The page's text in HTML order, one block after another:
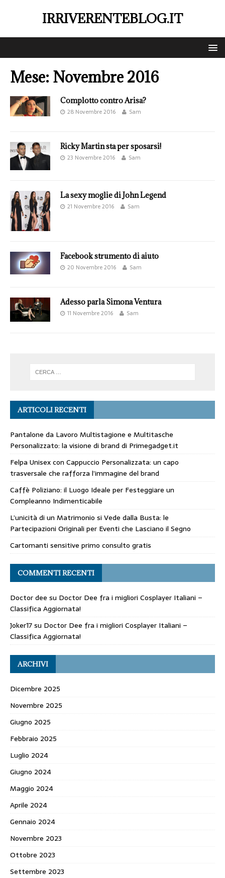
IRRIVERENTEBLOG.IT
Mese: Novembre 2016
Complotto contro Arisa?
28 Novembre 2016 Sam
Ricky Martin sta per sposarsi!
23 Novembre 2016 Sam
La sexy moglie di John Legend
21 Novembre 2016 Sam
Facebook strumento di aiuto
20 Novembre 2016 Sam
Adesso parla Simona Ventura
11 Novembre 2016 Sam
ARTICOLI RECENTI
Pantalone da Lavoro Multistagione e Multitasche
Personalizzato: la visione di brand di Primegadget.it
Felpa Unisex con Cappuccio Personalizzata: un capo
trasversale che rafforza l’immagine del brand
Caffè Poliziano: il Luogo Ideale per Festeggiare un
Compleanno Indimenticabile
L’unicità di un Matrimonio si Vede dalla Busta: le
Partecipazioni Originali per Eventi che Lasciano il Segno
Cartomanti sensitive primo consulto gratis
COMMENTI RECENTI
Doctor dee su Doctor Dee fra i migliori Cosplayer Italiani –
Classifica Aggiornata!
Joker17su Doctor Dee fra i migliori Cosplayer Italiani –
Classifica Aggiornata!
ARCHIVI
Dicembre 2025
Novembre 2025
Giugno 2025
Febbraio 2025
Luglio 2024
Giugno 2024
Maggio 2024
Aprile 2024
Gennaio 2024
Novembre 2023
Ottobre 2023
Settembre 2023